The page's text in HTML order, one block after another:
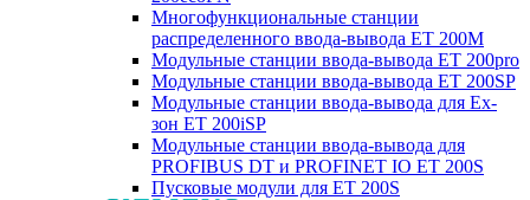
Многофункциональные станции
распределенного ввода-вывода ET 200M
Модульные станции ввода-вывода ET 200pro
Модульные станции ввода-вывода ET 200SP
Модульные станции ввода-вывода для Ex-
зон ET 200iSP
Модульные станции ввода-вывода для
PROFIBUS DT и PROFINET IO ET 200S
Пусковые модули для ET 200S